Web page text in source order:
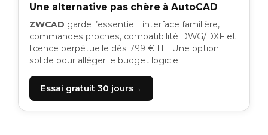
Une alternative pas chère à AutoCAD
ZWCAD garde l’essentiel : interface familière,
commandes proches, compatibilité DWG/DXF et
licence perpétuelle dès 799 € HT. Une option
solide pour alléger le budget logiciel.
Essai gratuit 30 jours